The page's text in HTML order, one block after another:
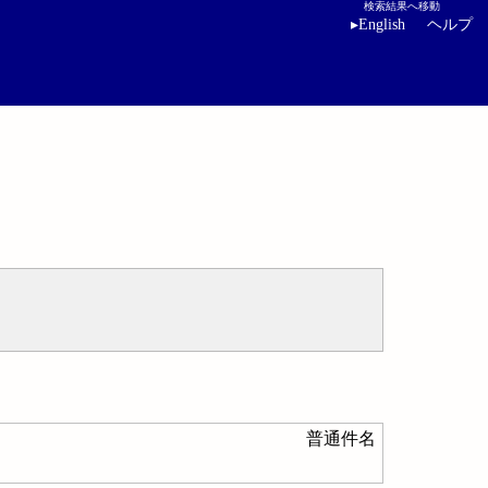
検索結果へ移動
▸English ヘルプ
普通件名